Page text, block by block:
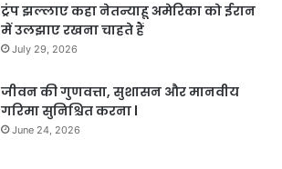
ट्रंप झल्लाए कहा नेतन्याहू अमेरिका को ईरान
में उलझाए रखना चाहते हैं
July 29, 2026
जीवन की गुणवत्ता, सुशासन और मानवीय
गरिमा सुनिश्चित करना l
June 24, 2026